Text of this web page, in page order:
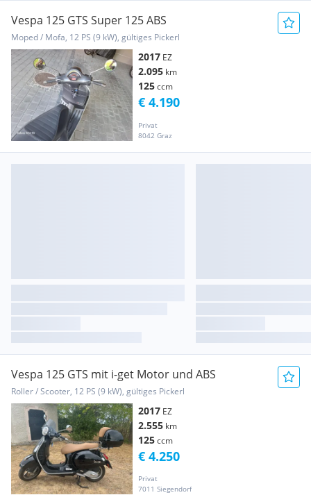
Vespa 125 GTS Super 125 ABS
Moped / Mofa, 12 PS (9 kW), gültiges Pickerl
2017 EZ
2.095 km
125ccm
Privat
8042 Graz
€ 4.190
Vespa 125 GTS mit i-get Motor und ABS
Roller / Scooter, 12 PS (9 kW), gültiges Pickerl
2017 EZ
2.555 km
125ccm
Privat
7011 Siegendorf
€ 4.250